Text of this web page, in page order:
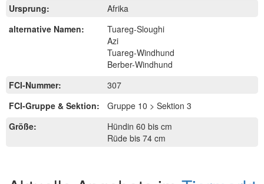
Ursprung:
Afrika
alternative Namen:
Tuareg-Sloughi
Azi
Tuareg-Windhund
Berber-Windhund
FCI-Nummer:
307
FCI-Gruppe & Sektion:
Gruppe 10 > Sektion 3
Größe:
Hündin 60 bis cm
Rüde bis 74 cm